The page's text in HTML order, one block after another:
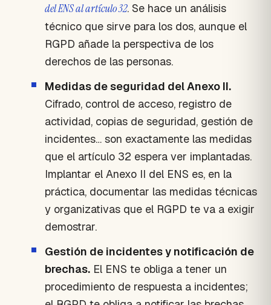
del ENS al artículo 32. Se hace un análisis
técnico que sirve para los dos, aunque el
RGPD añade la perspectiva de los
derechos de las personas.
Medidas de seguridad del Anexo II.
Cifrado, control de acceso, registro de
actividad, copias de seguridad, gestión de
incidentes… son exactamente las medidas
que el artículo 32 espera ver implantadas.
Implantar el Anexo II del ENS es, en la
práctica, documentar las medidas técnicas
y organizativas que el RGPD te va a exigir
demostrar.
Gestión de incidentes y notificación de
brechas. El ENS te obliga a tener un
procedimiento de respuesta a incidentes;